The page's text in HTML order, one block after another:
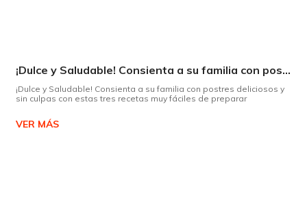
¡Dulce y Saludable! Consienta a su familia con postres deliciosos y sin culpas
¡Dulce y Saludable! Consienta a su familia con postres deliciosos y
sin culpas con estas tres recetas muy fáciles de preparar
VER MÁS